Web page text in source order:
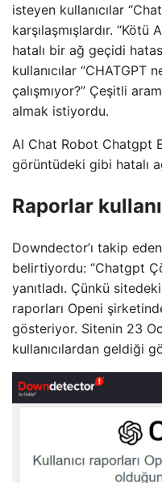
isteyen kullanıcılar
karşılaşmışlardır. “Kötü
hatalı bir ağ geçidi
kullanıcılar “CHATGPT
çalışmıyor?” Çeşitli
almak istiyordu.
AI Chat Robot Chatgpt
görüntüdeki gibi hatalı
Raporlar
Downdector’ı takip
belirtiyordu: “Chatgpt
yanıtladı. Çünkü
raporları Openi
gösteriyor. Sitenin 23
kullanıcılardan geldiği